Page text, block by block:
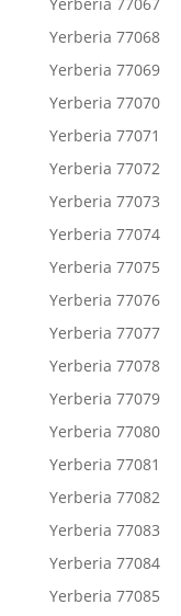
Yerberia 77068
Yerberia 77069
Yerberia 77070
Yerberia 77071
Yerberia 77072
Yerberia 77073
Yerberia 77074
Yerberia 77075
Yerberia 77076
Yerberia 77077
Yerberia 77078
Yerberia 77079
Yerberia 77080
Yerberia 77081
Yerberia 77082
Yerberia 77083
Yerberia 77084
Yerberia 77085